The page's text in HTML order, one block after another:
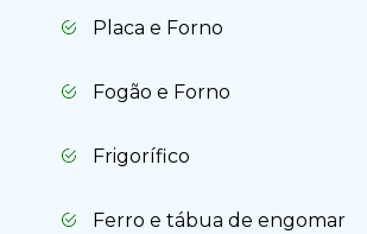
Placa e Forno
Fogão e Forno
Frigorífico
Ferro e tábua de engomar